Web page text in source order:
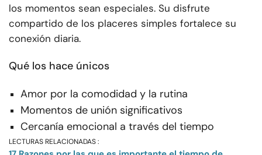
los momentos sean especiales. Su disfrute
compartido de los placeres simples fortalece su
conexión diaria.
Qué los hace únicos
Amor por la comodidad y la rutina
Momentos de unión significativos
Cercanía emocional a través del tiempo
LECTURAS RELACIONADAS :